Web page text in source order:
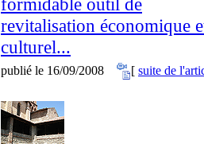
revitalisation économique
culturel...
publié le 16/09/2008 [ suite de